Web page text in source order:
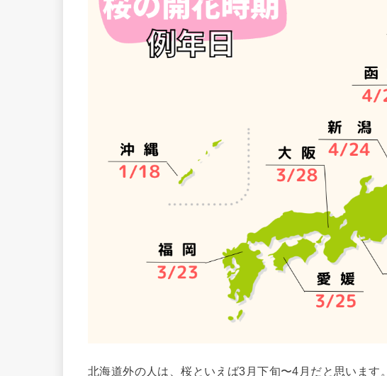
北海道外の人は、桜といえば3月下旬〜4月だと思います。